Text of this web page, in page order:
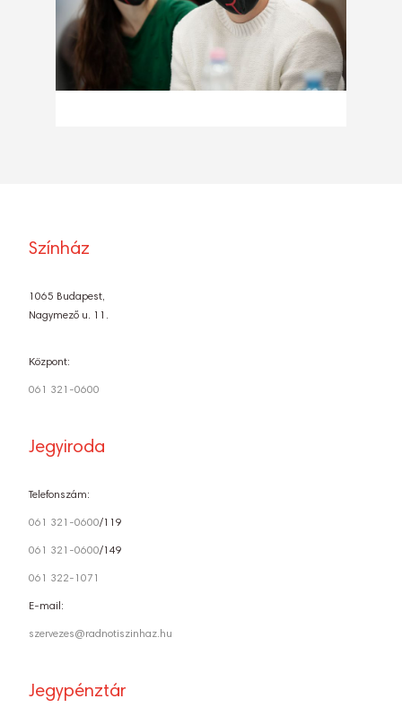
Színház
1065 Budapest,
Nagymező u. 11.
Központ:
061 321-0600
Jegyiroda
Telefonszám:
061 321-0600/119
061 321-0600/149
061 322-1071
E-mail:
szervezes@radnotiszinhaz.hu
Jegypénztár